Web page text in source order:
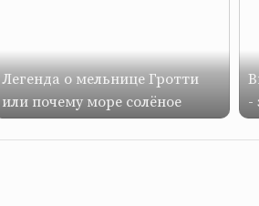
Легенда о мельнице Гротти
или почему море солёное
-